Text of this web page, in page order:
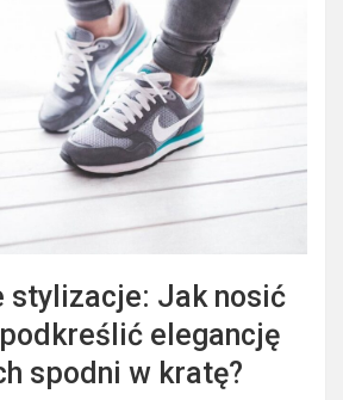
stylizacje: Jak nosić
elegancję
spodni w kratę?